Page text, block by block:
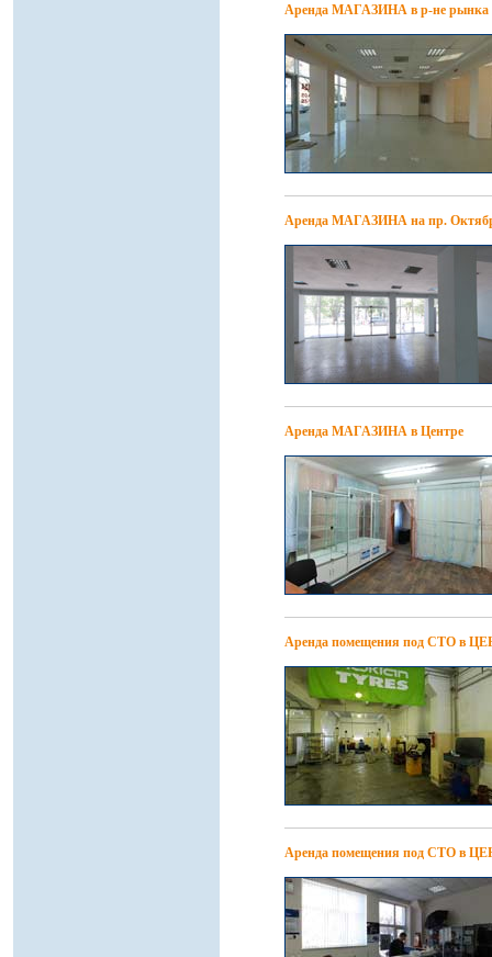
Аренда МАГАЗИНА в р-не рынка
Аренда МАГАЗИНА на пр.
Аренда МАГАЗИНА в Центре
Аренда помещения под СТО в
Аренда помещения под СТО в